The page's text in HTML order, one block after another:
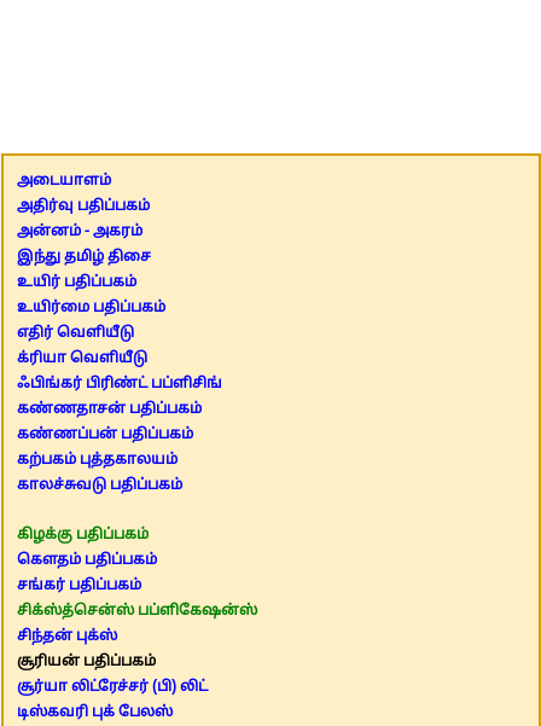
அடையாளம்
அதிர்வு பதிப்பகம்
அன்னம் - அகரம்
இந்து தமிழ் திசை
உயிர் பதிப்பகம்
உயிர்மை பதிப்பகம்
எதிர் வெளியீடு
க்ரியா வெளியீடு
ஃபிங்கர் பிரிண்ட் பப்ளிசிங்
கண்ணதாசன் பதிப்பகம்
கண்ணப்பன் பதிப்பகம்
கற்பகம் புத்தகாலயம்
காலச்சுவடு பதிப்பகம்
கிழக்கு பதிப்பகம்
கௌதம் பதிப்பகம்
சங்கர் பதிப்பகம்
சிக்ஸ்த்சென்ஸ் பப்ளிகேஷன்ஸ்
சிந்தன் புக்ஸ்
சூரியன் பதிப்பகம்
சூர்யா லிட்ரேச்சர் (பி) லிட்
டிஸ்கவரி புக் பேலஸ்